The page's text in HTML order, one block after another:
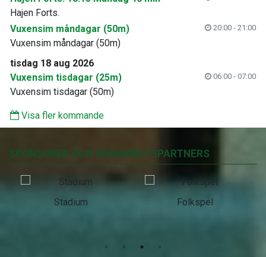
Hajen Forts.
Vuxensim måndagar (50m)
20:00 - 21:00
Vuxensim måndagar (50m)
tisdag 18 aug 2026
Vuxensim tisdagar (25m)
06:00 - 07:00
Vuxensim tisdagar (50m)
Visa fler kommande
SPONSORER OCH SAMARBETSPARTNERS
Stadium Folkspel